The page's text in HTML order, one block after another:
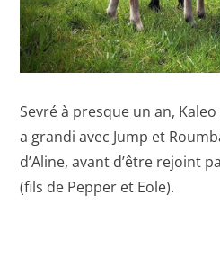
Sevré à presque un an,
a grandi avec Jump et
d’Aline, avant d’être rejoint
(fils de Pepper et Eole).